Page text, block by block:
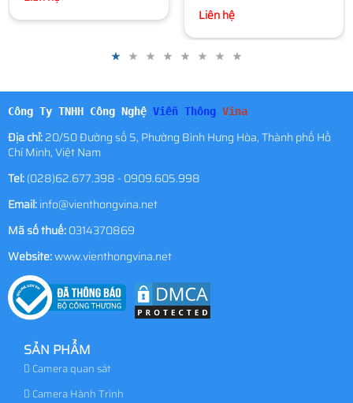
Liên hệ
Công Ty TNHH Công Nghệ Viễn Thông Vina
Địa chỉ:20/50 Đường số 5, Phường Bình Hưng Hòa, Thành phố Hồ
Chí Minh, Việt Nam
Tel:(028)62.677.398 - 0909.605.998
Email:info@vienthongvina.net
Mã số thuế:0314370869
Website:www.vienthongvina.net
SẢN PHẨM
Camera quan sát
Camera Hành Trình